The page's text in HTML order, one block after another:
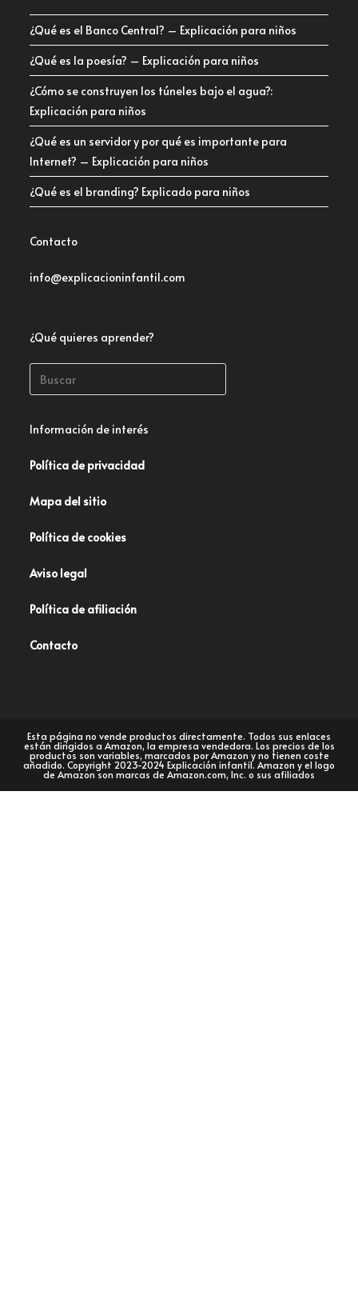
¿Qué es el Banco Central? – Explicación para niños
¿Qué es la poesía? – Explicación para niños
¿Cómo se construyen los túneles bajo el agua?:
Explicación para niños
¿Qué es un servidor y por qué es importante para
Internet? – Explicación para niños
¿Qué es el branding? Explicado para niños
Contacto
info@explicacioninfantil.com
¿Qué quieres aprender?
Información de interés
Política de privacidad
Mapa del sitio
Política de cookies
Aviso legal
Política de afiliación
Contacto
Esta página no vende productos directamente. Todos sus enlaces
están dirigidos a Amazon, la empresa vendedora. Los precios de los
productos son variables, marcados por Amazon y no tienen coste
añadido. Copyright 2023-2024 Explicación infantil. Amazon y el logo
de Amazon son marcas de Amazon.com, Inc. o sus afiliados